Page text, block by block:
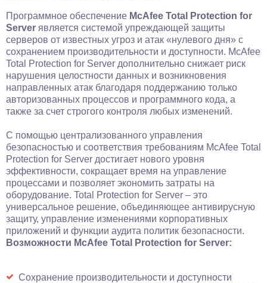
Программное обеспечение McAfee Total Protection for
Server является системой упреждающей защиты
серверов от известных угроз и атак «нулевого дня» с
сохранением производительности и доступности. McAfee
Total Protection for Server дополнительно снижает риск
нарушения целостности данных и возникновения
направленных атак благодаря поддержанию только
авторизованных процессов и программного кода, а
также за счет строгого контроля любых изменений.
С помощью централизованного управления
безопасностью и соответствия требованиям McAfee Total
Protection for Server достигает нового уровня
эффективности, сокращает время на управление
процессами и позволяет экономить затраты на
оборудование. Total Protection for Server – это
универсальное решение, объединяющее антивирусную
защиту, управление изменениями корпоративных
приложений и функции аудита политик безопасности.
Возможности McAfee Total Protection for Server:
Сохранение производительности и доступности